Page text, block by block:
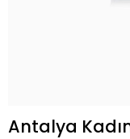
Antalya